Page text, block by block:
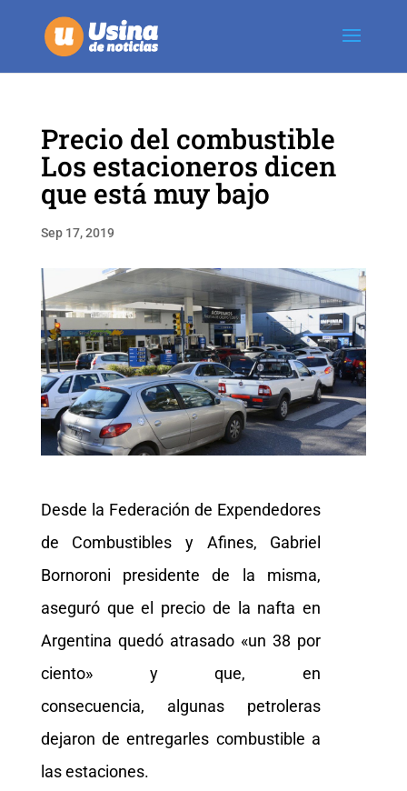
Precio del combustible
Los estacioneros dicen
que está muy bajo
Sep 17, 2019
Desde la Federación de Expendedores
de Combustibles y Afines, Gabriel
Bornoroni presidente de la misma,
aseguró que el precio de la nafta en
Argentina quedó atrasado «un 38 por
ciento» y que, en
consecuencia, algunas petroleras
dejaron de entregarles combustible a
las estaciones.